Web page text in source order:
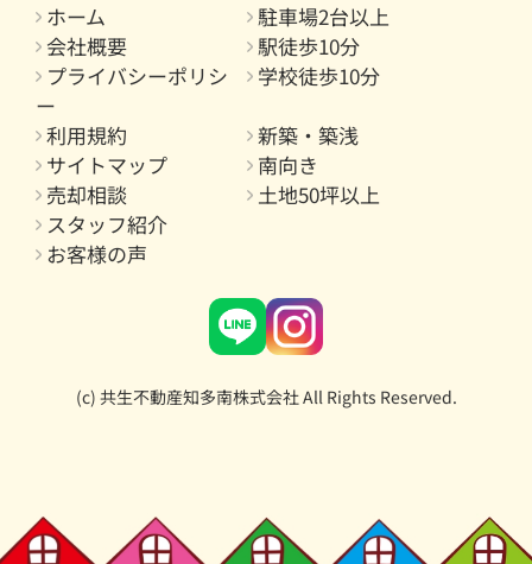
ホーム
駐車場2台以上
会社概要
駅徒歩10分
プライバシーポリシ
ー
学校徒歩10分
利用規約
新築・築浅
サイトマップ
南向き
売却相談
土地50坪以上
スタッフ紹介
お客様の声
(c) 共生不動産知多南株式会社 All Rights Reserved.